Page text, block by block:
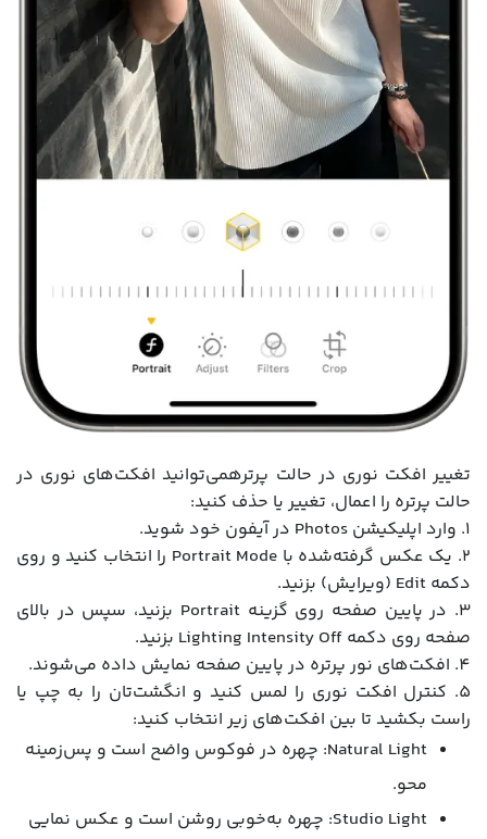
تغییر افکت نوری در حالت پرترهمی‌توانید افکت‌های نوری در
حالت پرتره را اعمال، تغییر یا حذف کنید:
1. وارد اپلیکیشن Photos در آیفون خود شوید.
2. یک عکس گرفته‌شده با Portrait Mode را انتخاب کنید و روی
دکمه Edit (ویرایش) بزنید.
3. در پایین صفحه روی گزینه Portrait بزنید، سپس در بالای
صفحه روی دکمه Lighting Intensity Off بزنید.
4. افکت‌های نور پرتره در پایین صفحه نمایش داده می‌شوند.
5. کنترل افکت نوری را لمس کنید و انگشت‌تان را به چپ یا
راست بکشید تا بین افکت‌های زیر انتخاب کنید:
Natural Light: چهره در فوکوس واضح است و پس‌زمینه
محو.
Studio Light: چهره به‌خوبی روشن است و عکس نمایی